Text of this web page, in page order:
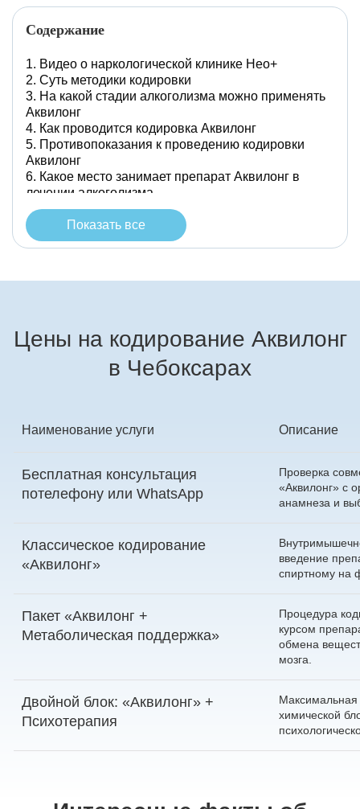
Содержание
Видео о наркологической клинике Нео+
Суть методики кодировки
На какой стадии алкоголизма можно применять
Аквилонг
Как проводится кодировка Аквилонг
Противопоказания к проведению кодировки
Аквилонг
Какое место занимает препарат Аквилонг в
лечении алкоголизма
Показать все
Цены на кодирование Аквилонг
в Чебоксарах
Наименование услуги Описание
Бесплатная консультация
потелефону или WhatsApp
Проверка
«Аквилонг» с
анамнеза и
Классическое кодирование
«Аквилонг»
введение
спиртному на
Пакет «Аквилонг +
Метаболическая поддержка»
Процедура
курсом
обмена
мозга.
Двойной блок: «Аквилонг» +
Психотерапия
Максимальная
химической